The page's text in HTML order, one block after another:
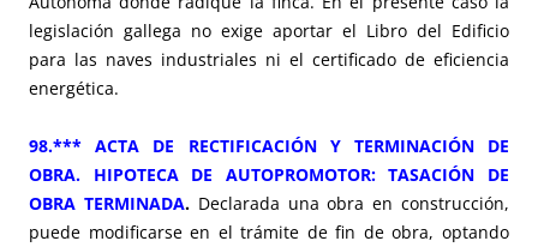
legislación gallega no exige aportar el Libro del Edificio
para las naves industriales ni el certificado de eficiencia
energética.
98.*** ACTA DE RECTIFICACIÓN Y TERMINACIÓN DE
OBRA. HIPOTECA DE AUTOPROMOTOR: TASACIÓN DE
OBRA TERMINADA.Declarada una obra en construcción,
puede modificarse en el trámite de fin de obra, optando